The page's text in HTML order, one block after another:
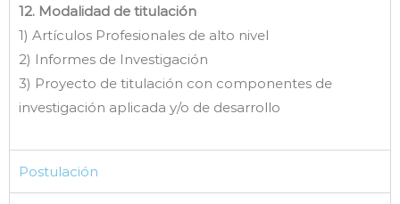
12. Modalidad de titulación
1) Artículos Profesionales de alto nivel
2) Informes de Investigación
3) Proyecto de titulación con componentes de
investigación aplicada y/o de desarrollo
Postulación